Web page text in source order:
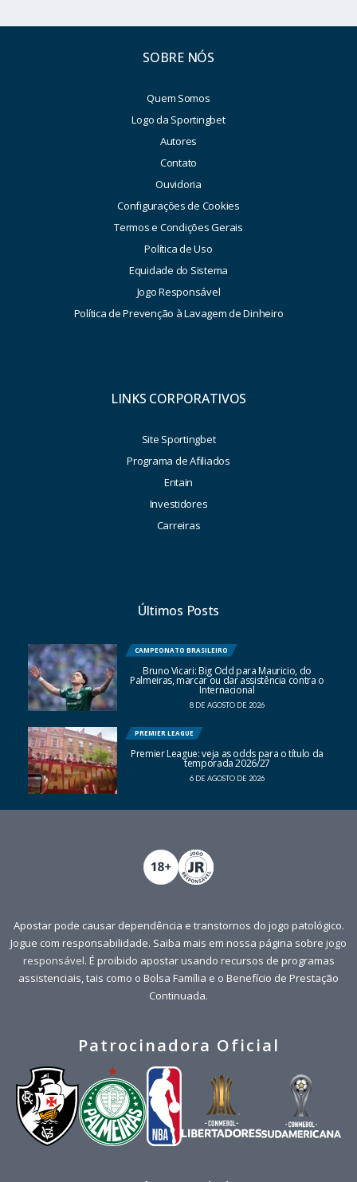
SOBRE NÓS
Quem Somos
Logo da Sportingbet
Autores
Contato
Ouvidoria
Configurações de Cookies
Termos e Condições Gerais
Política de Uso
Equidade do Sistema
Jogo Responsável
Política de Prevenção à Lavagem de Dinheiro
LINKS CORPORATIVOS
Site Sportingbet
Programa de Afiliados
Entain
Investidores
Carreiras
Últimos Posts
CAMPEONATO BRASILEIRO
Bruno Vicari: Big Odd para Mauricio, do
Palmeiras, marcar ou dar assistência contra o
Internacional
8 DE AGOSTO DE 2026
PREMIER LEAGUE
Premier League: veja as odds para o título da
temporada 2026/27
6 DE AGOSTO DE 2026
Apostar pode causar dependência e transtornos do jogo patológico.
Jogue com responsabilidade. Saiba mais em nossa página sobre jogo
responsável. É proibido apostar usando recursos de programas
assistenciais, tais como o Bolsa Família e o Benefício de Prestação
Continuada.
Patrocinadora Oficial